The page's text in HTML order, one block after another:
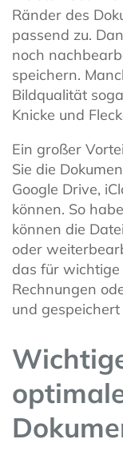
Ränder des
passend zu.
noch
speichern.
Bildqualität
Knicke und
Ein großer
Sie die
Google Drive,
können. So
können die
oder
das für
Rechnungen
und